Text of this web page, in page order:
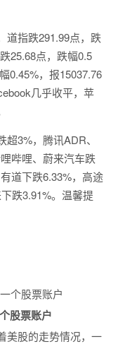
道指跌291.99点，跌
25.68点，跌幅0.5
0.45%，报15037.76
几乎收平，苹
3%，腾讯ADR、
哔哩、蔚来汽车跌
道下跌6.33%，高途
跌3.91%。温馨提
股票账户
美股的走势情况，一